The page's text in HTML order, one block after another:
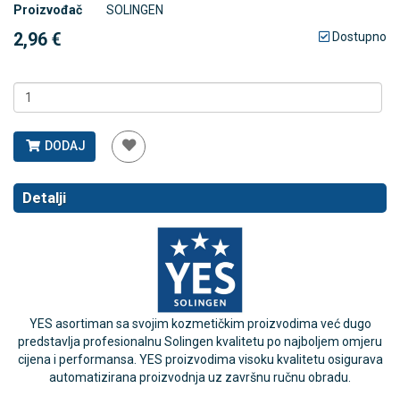
Proizvođač
SOLINGEN
2,96 € Dostupno
DODAJ
Detalji
YES asortiman sa svojim kozmetičkim proizvodima već dugo
predstavlja profesionalnu Solingen kvalitetu po najboljem omjeru
cijena i performansa. YES proizvodima visoku kvalitetu osigurava
automatizirana proizvodnja uz završnu ručnu obradu.